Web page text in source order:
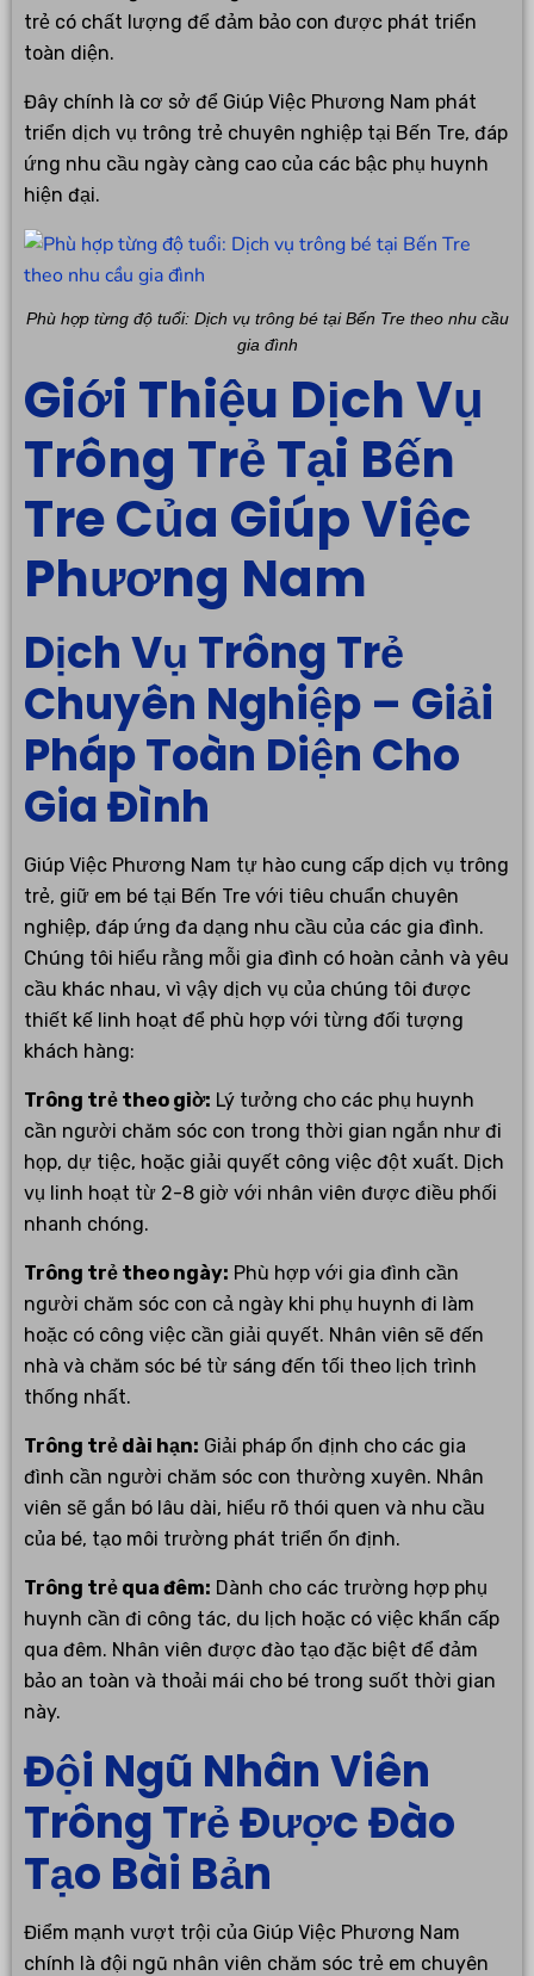
trẻ có chất lượng để đảm bảo con được phát triển
toàn diện.
Đây chính là cơ sở để Giúp Việc Phương Nam phát
triển dịch vụ trông trẻ chuyên nghiệp tại Bến Tre, đáp
ứng nhu cầu ngày càng cao của các bậc phụ huynh
hiện đại.
Phù hợp từng độ tuổi: Dịch vụ trông bé tại Bến Tre theo nhu cầu
gia đình
Giới Thiệu Dịch Vụ
Trông Trẻ Tại Bến
Tre Của Giúp Việc
Phương Nam
Dịch Vụ Trông Trẻ
Chuyên Nghiệp – Giải
Pháp Toàn Diện Cho
Gia Đình
Giúp Việc Phương Nam tự hào cung cấp dịch vụ trông
trẻ, giữ em bé tại Bến Tre với tiêu chuẩn chuyên
nghiệp, đáp ứng đa dạng nhu cầu của các gia đình.
Chúng tôi hiểu rằng mỗi gia đình có hoàn cảnh và yêu
cầu khác nhau, vì vậy dịch vụ của chúng tôi được
thiết kế linh hoạt để phù hợp với từng đối tượng
khách hàng:
Trông trẻ theo giờ: Lý tưởng cho các phụ huynh
cần người chăm sóc con trong thời gian ngắn như đi
họp, dự tiệc, hoặc giải quyết công việc đột xuất. Dịch
vụ linh hoạt từ 2-8 giờ với nhân viên được điều phối
nhanh chóng.
Trông trẻ theo ngày: Phù hợp với gia đình cần
người chăm sóc con cả ngày khi phụ huynh đi làm
hoặc có công việc cần giải quyết. Nhân viên sẽ đến
nhà và chăm sóc bé từ sáng đến tối theo lịch trình
thống nhất.
Trông trẻ dài hạn: Giải pháp ổn định cho các gia
đình cần người chăm sóc con thường xuyên. Nhân
viên sẽ gắn bó lâu dài, hiểu rõ thói quen và nhu cầu
của bé, tạo môi trường phát triển ổn định.
Trông trẻ qua đêm: Dành cho các trường hợp phụ
huynh cần đi công tác, du lịch hoặc có việc khẩn cấp
qua đêm. Nhân viên được đào tạo đặc biệt để đảm
bảo an toàn và thoải mái cho bé trong suốt thời gian
này.
Đội Ngũ Nhân Viên
Trông Trẻ Được Đào
Tạo Bài Bản
Điểm mạnh vượt trội của Giúp Việc Phương Nam
chính là đội ngũ nhân viên chăm sóc trẻ em chuyên